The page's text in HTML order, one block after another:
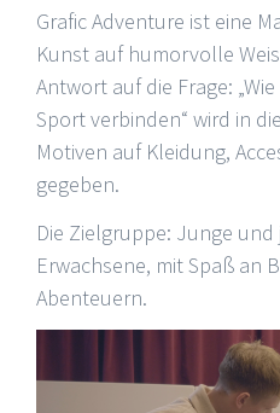
Grafic Adventure ist eine
Kunst auf humorvolle
Antwort auf die Frage:
Sport verbinden“ wird in
Motiven auf Kleidung,
gegeben.
Die Zielgruppe: Junge
Erwachsene, mit Spaß an
Abenteuern.